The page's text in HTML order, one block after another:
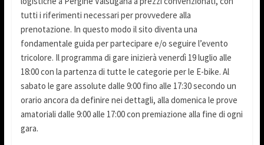
tutti i riferimenti necessari per provvedere alla
prenotazione. In questo modo il sito diventa una
fondamentale guida per partecipare e/o seguire l’evento
tricolore. Il programma di gare inizierà venerdì 19 luglio alle
18:00 con la partenza di tutte le categorie per le E-bike. Al
sabato le gare assolute dalle 9:00 fino alle 17:30 secondo un
orario ancora da definire nei dettagli, alla domenica le prove
amatoriali dalle 9:00 alle 17:00 con premiazione alla fine di ogni
gara.